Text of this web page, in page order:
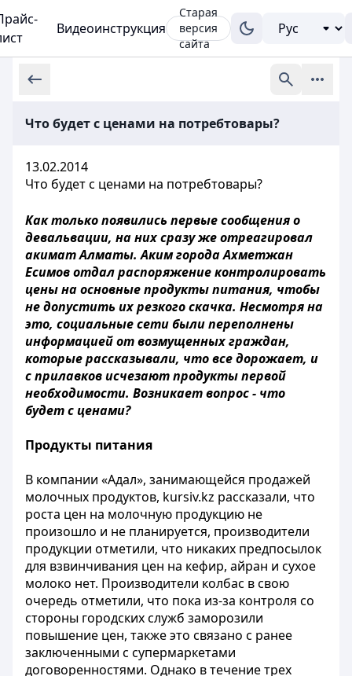
Видеоинструкция
Старая
версия
сайта
Что будет с ценами на потребтовары?
13.02.2014
Что будет с ценами на потребтовары?
Как только появились первые сообщения о
девальвации, на них сразу же отреагировал
акимат Алматы. Аким города Ахметжан
Есимов отдал распоряжение контролировать
цены на основные продукты питания, чтобы
не допустить их резкого скачка. Несмотря на
это, социальные сети были переполнены
информацией от возмущенных граждан,
которые рассказывали, что все дорожает, и
с прилавков исчезают продукты первой
необходимости. Возникает вопрос - что
будет с ценами?
Продукты питания
В компании «Адал», занимающейся продажей
молочных продуктов, kursiv.kz рассказали, что
роста цен на молочную продукцию не
произошло и не планируется, производители
продукции отметили, что никаких предпосылок
для взвинчивания цен на кефир, айран и сухое
молоко нет. Производители колбас в свою
очередь отметили, что пока из-за контроля со
стороны городских служб заморозили
повышение цен, также это связано с ранее
заключенными с супермаркетами
договоренностями. Однако в течение трех